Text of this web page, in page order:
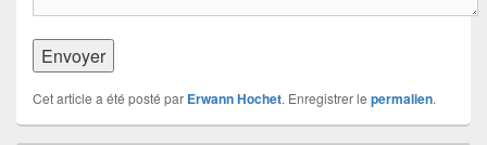
Envoyer
Cet article a été posté par Erwann Hochet. Enregistrer le permalien.